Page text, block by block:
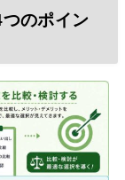
のポイン